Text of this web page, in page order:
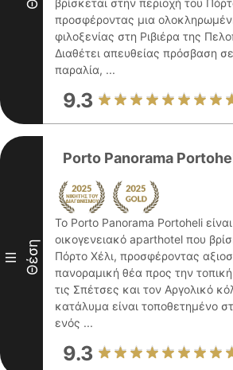
βρίσκεται στην περιοχή του
προσφέροντας μια
φιλοξενίας στη Ριβιέρα της
Διαθέτει απευθείας πρόσβαση σε
παραλία, ...
9.3
III Θέση
Porto Panorama
Το Porto Panorama Portoheli
οικογενειακό aparthotel που
Πόρτο Χέλι, προσφέροντας
πανοραμική θέα προς την
τις Σπέτσες και τον Αργολικό
κατάλυμα είναι τοποθετημένο
ενός ...
9.3